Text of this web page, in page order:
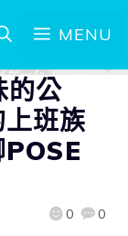
MENU
的公
班族
POSE
0 0